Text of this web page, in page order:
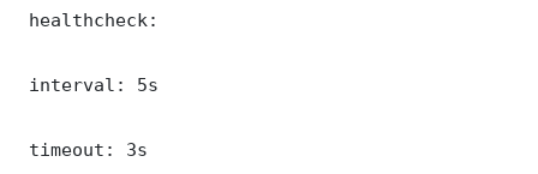
healthcheck:
interval: 5s
timeout: 3s